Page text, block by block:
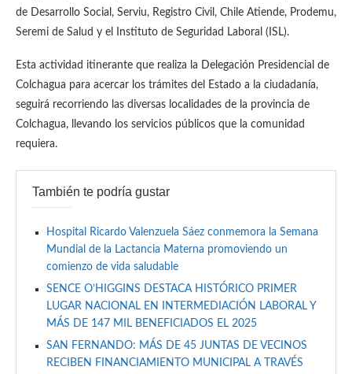
de Desarrollo Social, Serviu, Registro Civil, Chile Atiende, Prodemu,
Seremi de Salud y el Instituto de Seguridad Laboral (ISL).
Esta actividad itinerante que realiza la Delegación Presidencial de
Colchagua para acercar los trámites del Estado a la ciudadanía,
seguirá recorriendo las diversas localidades de la provincia de
Colchagua, llevando los servicios públicos que la comunidad
requiera.
También te podría gustar
Hospital Ricardo Valenzuela Sáez conmemora la Semana
Mundial de la Lactancia Materna promoviendo un
comienzo de vida saludable
SENCE O’HIGGINS DESTACA HISTÓRICO PRIMER
LUGAR NACIONAL EN INTERMEDIACIÓN LABORAL Y
MÁS DE 147 MIL BENEFICIADOS EL 2025
SAN FERNANDO: MÁS DE 45 JUNTAS DE VECINOS
RECIBEN FINANCIAMIENTO MUNICIPAL A TRAVÉS